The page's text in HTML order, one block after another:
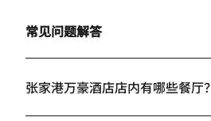
常见问题解答
张家港万豪酒店店内有哪些餐厅？